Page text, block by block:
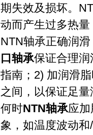
期失效及损坏。
动而产生过多热
NTN轴承正确润
口轴承保证合理
指南；2) 加润滑
之间，以保证足
何时NTN轴承应
象，如温度波动